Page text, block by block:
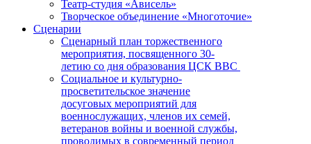
Театр-студия «Ависель»
Творческое объединение «Многоточие»
Сценарии
Сценарный план торжественного
мероприятия, посвященного 30-
летию со дня образования ЦСК ВВС
Социальное и культурно-
просветительское значение
досуговых мероприятий для
военнослужащих, членов их семей,
ветеранов войны и военной службы,
проводимых в современный период